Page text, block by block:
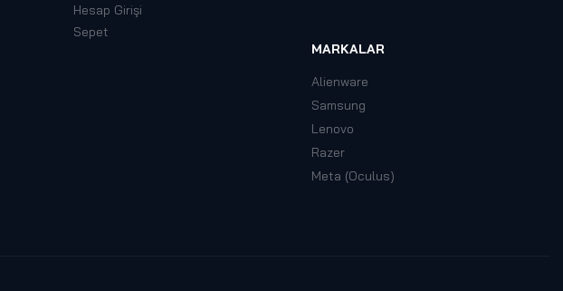
Hesap Girişi
Sepet
MARKALAR
Alienware
Samsung
Lenovo
Razer
Meta (Oculus)